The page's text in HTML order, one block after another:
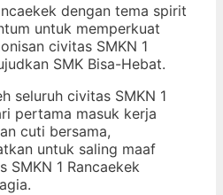
dengan tema spirit
untuk memperkuat
civitas SMKN 1
SMK Bisa-Hebat.
seluruh civitas SMKN 1
pertama masuk kerja
cuti bersama,
untuk saling maaf
SMKN 1 Rancaekek